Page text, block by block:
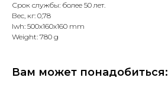
Срок службы: более 50 лет.
Вес, кг: 0,78
lwh: 500x160x160 mm
Weight: 780 g
Вам может понадобиться: